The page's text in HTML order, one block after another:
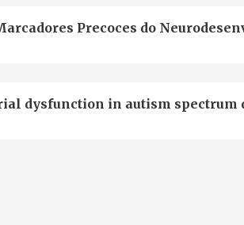
Precoces do
dysfunction in autism spectrum